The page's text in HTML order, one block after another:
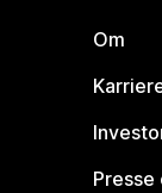
Om
Presse